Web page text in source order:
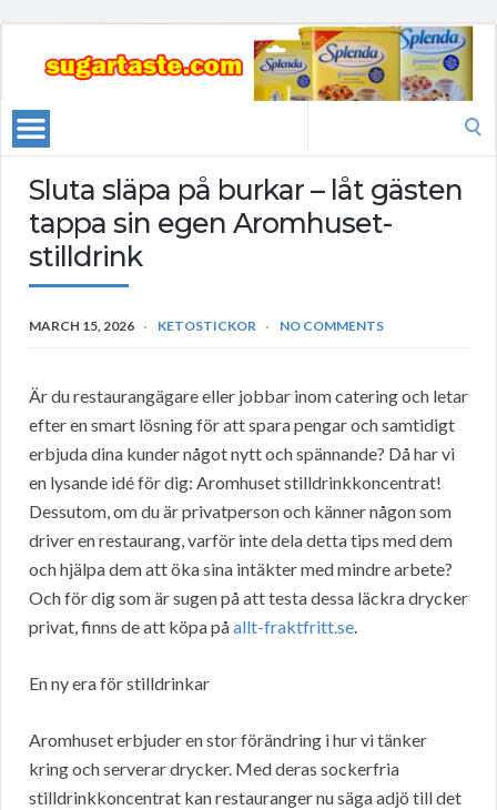
Sluta släpa på burkar – låt gästen
tappa sin egen Aromhuset-
stilldrink
MARCH 15, 2026 KETOSTICKOR NO COMMENTS
Är du restaurangägare eller jobbar inom catering och letar
efter en smart lösning för att spara pengar och samtidigt
erbjuda dina kunder något nytt och spännande? Då har vi
en lysande idé för dig: Aromhuset stilldrinkkoncentrat!
Dessutom, om du är privatperson och känner någon som
driver en restaurang, varför inte dela detta tips med dem
och hjälpa dem att öka sina intäkter med mindre arbete?
Och för dig som är sugen på att testa dessa läckra drycker
privat, finns de att köpa påallt-fraktfritt.se.
En ny era för stilldrinkar
Aromhuset erbjuder en stor förändring i hur vi tänker
kring och serverar drycker. Med deras sockerfria
stilldrinkkoncentrat kan restauranger nu säga adjö till det